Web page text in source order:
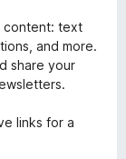
content: text
and more.
share your
links for a